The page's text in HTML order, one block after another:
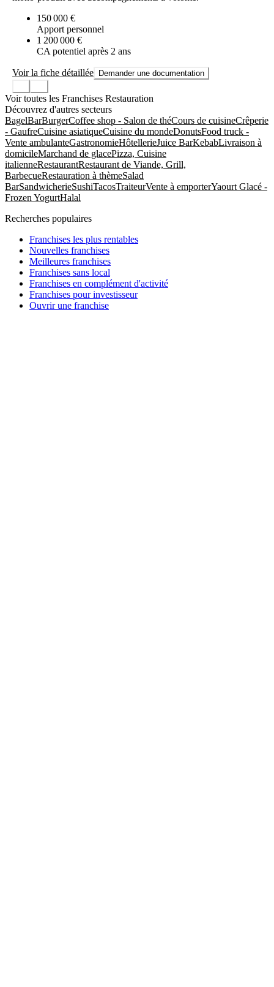
150 000 €
Apport personnel
1 200 000 €
CA potentiel après 2 ans
Voir la fiche détaillée Demander une documentation
Voir toutes les Franchises Restauration
Découvrez d'autres secteurs
BagelBarBurgerCoffee shop - Salon de théCours de cuisineCrêperie
- GaufreCuisine asiatiqueCuisine du mondeDonutsFood truck -
Vente ambulanteGastronomieHôtellerieJuice BarKebabLivraison à
domicileMarchand de glacePizza, Cuisine
italienneRestaurantRestaurant de Viande, Grill,
BarbecueRestauration à thèmeSalad
BarSandwicherieSushiTacosTraiteurVente à emporterYaourt Glacé -
Frozen YogurtHalal
Recherches populaires
Franchises les plus rentables
Nouvelles franchises
Meilleures franchises
Franchises sans local
Franchises en complément d'activité
Franchises pour investisseur
Ouvrir une franchise